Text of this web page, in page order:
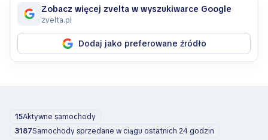
Zobacz więcej zvelta w wyszukiwarce Google
zvelta.pl
Dodaj jako preferowane źródło
15Aktywne samochody
3187Samochody sprzedane w ciągu ostatnich 24 godzin